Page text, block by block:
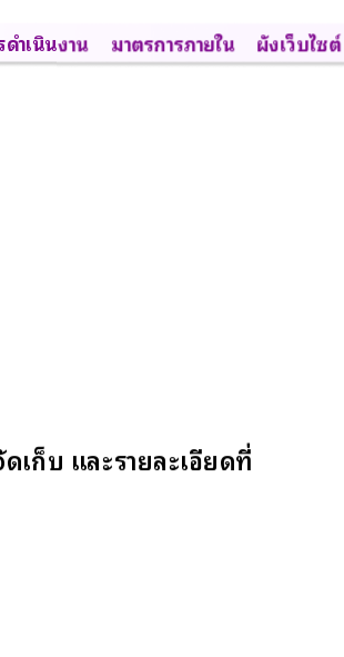
ดำเนินงาน มาตรการภายใน ผังเว็บไซต์
เก็บ และรายละเอียดที่